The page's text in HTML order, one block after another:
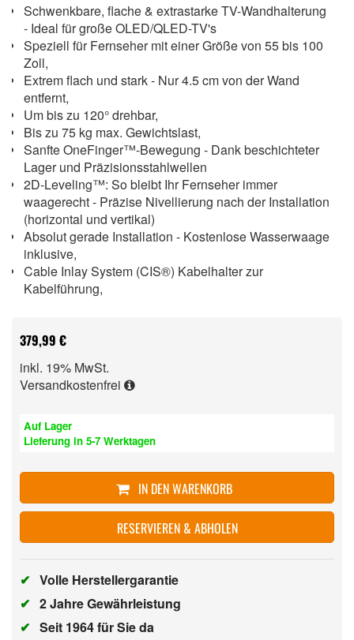
Schwenkbare, flache & extrastarke TV-Wandhalterung
- Ideal für große OLED/QLED-TV's
Speziell für Fernseher mit einer Größe von 55 bis 100
Zoll,
Extrem flach und stark - Nur 4.5 cm von der Wand
entfernt,
Um bis zu 120° drehbar,
Bis zu 75 kg max. Gewichtslast,
Sanfte OneFinger™-Bewegung - Dank beschichteter
Lager und Präzisionsstahlwellen
2D-Leveling™: So bleibt Ihr Fernseher immer
waagerecht - Präzise Nivellierung nach der Installation
(horizontal und vertikal)
Absolut gerade Installation - Kostenlose Wasserwaage
inklusive,
Cable Inlay System (CIS®) Kabelhalter zur
Kabelführung,
379,99 €
inkl. 19% MwSt.
Versandkostenfrei
Auf Lager
Lieferung in 5-7 Werktagen
IN DEN WARENKORB
RESERVIEREN & ABHOLEN
✔ Volle Herstellergarantie
✔ 2 Jahre Gewährleistung
✔ Seit 1964 für Sie da